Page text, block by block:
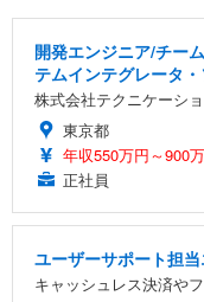
開発エンジニア/チー
テムインテグレータ
株式会社テクニケーシ
東京都
年収550万円～900
正社員
ユーザーサポート担
キャッシュレス決済や